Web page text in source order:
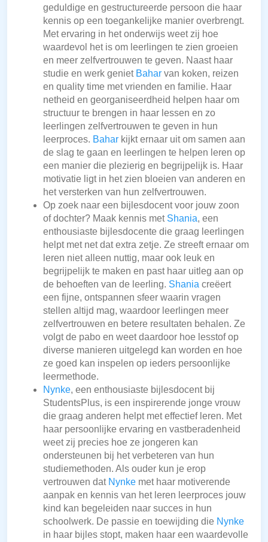
geduldige en gestructureerde persoon die haar
kennis op een toegankelijke manier overbrengt.
Met ervaring in het onderwijs weet zij hoe
waardevol het is om leerlingen te zien groeien
en meer zelfvertrouwen te geven. Naast haar
studie en werk geniet Bahar van koken, reizen
en quality time met vrienden en familie. Haar
netheid en georganiseerdheid helpen haar om
structuur te brengen in haar lessen en zo
leerlingen zelfvertrouwen te geven in hun
leerproces. Bahar kijkt ernaar uit om samen aan
de slag te gaan en leerlingen te helpen leren op
een manier die plezierig en begrijpelijk is. Haar
motivatie ligt in het zien bloeien van anderen en
het versterken van hun zelfvertrouwen.
Op zoek naar een bijlesdocent voor jouw zoon
of dochter? Maak kennis met Shania, een
enthousiaste bijlesdocente die graag leerlingen
helpt met net dat extra zetje. Ze streeft ernaar om
leren niet alleen nuttig, maar ook leuk en
begrijpelijk te maken en past haar uitleg aan op
de behoeften van de leerling. Shania creëert
een fijne, ontspannen sfeer waarin vragen
stellen altijd mag, waardoor leerlingen meer
zelfvertrouwen en betere resultaten behalen. Ze
volgt de pabo en weet daardoor hoe lesstof op
diverse manieren uitgelegd kan worden en hoe
ze goed kan inspelen op ieders persoonlijke
leermethode.
Nynke, een enthousiaste bijlesdocent bij
StudentsPlus, is een inspirerende jonge vrouw
die graag anderen helpt met effectief leren. Met
haar persoonlijke ervaring en vastberadenheid
weet zij precies hoe ze jongeren kan
ondersteunen bij het verbeteren van hun
studiemethoden. Als ouder kun je erop
vertrouwen dat Nynke met haar motiverende
aanpak en kennis van het leren leerproces jouw
kind kan begeleiden naar succes in hun
schoolwerk. De passie en toewijding die Nynke
in haar bijles stopt, maken haar een waardevolle